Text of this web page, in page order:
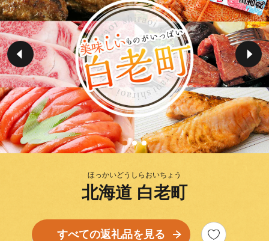
ほっかいどうしらおいちょう
北海道 白老町
すべての返礼品を見る